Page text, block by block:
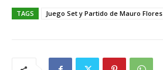
TAGS Juego Set y Partido de Mauro Flores